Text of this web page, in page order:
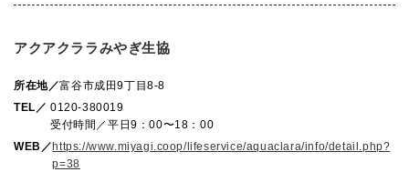
アクアクララみやぎ生協
所在地／富谷市成田9丁目8-8
TEL／ 0120-380019
受付時間／平日9：00〜18：00
WEB／ https://www.miyagi.coop/lifeservice/aquaclara/info/detail.php?
p=38